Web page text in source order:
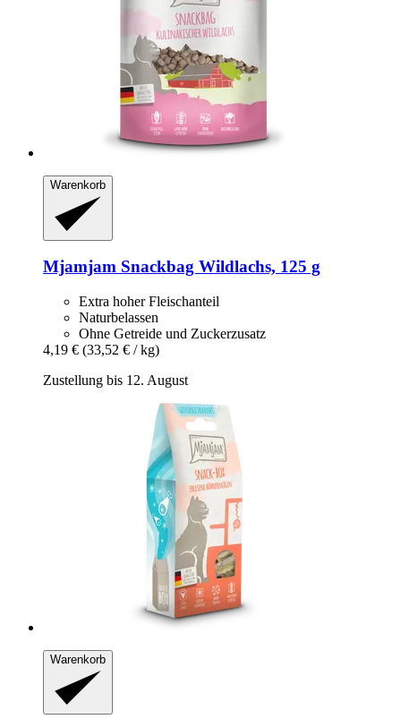
Warenkorb
Mjamjam Snackbag Wildlachs, 125 g
Extra hoher Fleischanteil
Naturbelassen
Ohne Getreide und Zuckerzusatz
4,19 € (33,52 € / kg)
Zustellung bis 12. August
Warenkorb